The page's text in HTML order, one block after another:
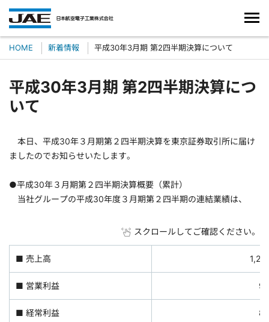
HOME 新着情報 平成30年3月期 第2四半期決算について
平成30年3月期 第2四半期決算につ
いて
本日、平成30年３月期第２四半期決算を東京証券取引所に届け
ましたのでお知らせいたします。
●平成30年３月期第２四半期決算概要（累計）
当社グループの平成30年度３月期第２四半期の連結業績は、
スクロールしてご確認ください。
■ 売上高
■ 営業利益
■ 経常利益